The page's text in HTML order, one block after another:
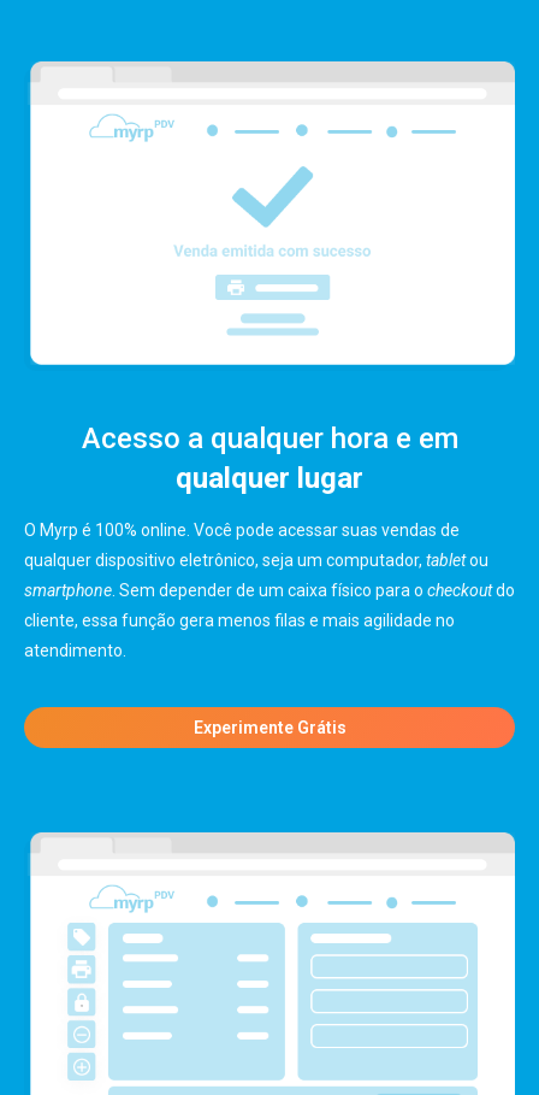
Acesso a qualquer hora e em
qualquer lugar
O Myrp é 100% online. Você pode acessar suas vendas de
qualquer dispositivo eletrônico, seja um computador, tabletou
smartphone . Sem depender de um caixa físico para o checkoutdo
cliente, essa função gera menos filas e mais agilidade no
atendimento.
Experimente Grátis